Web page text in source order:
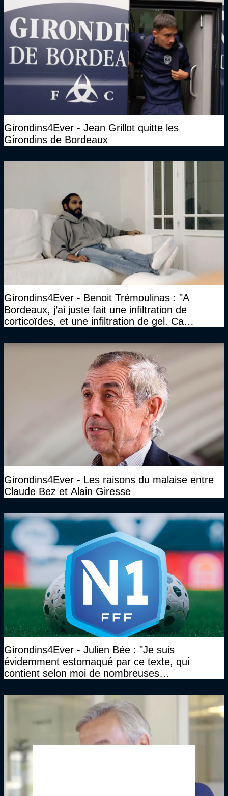
Girondins4Ever - Jean Grillot quitte les
Girondins de Bordeaux
Girondins4Ever - Benoit Trémoulinas : "A
Bordeaux, j’ai juste fait une infiltration de
corticoïdes, et une infiltration de gel. Ca
Girondins4Ever - Les raisons du malaise entre
Claude Bez et Alain Giresse
Girondins4Ever - Julien Bée : "Je suis
évidemment estomaqué par ce texte, qui
contient selon moi de nombreuses
plan juridique"